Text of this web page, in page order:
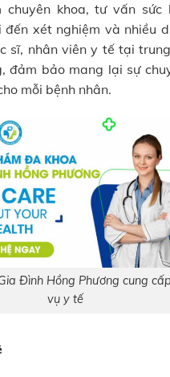
khoa, tư vấn sức
đến xét nghiệm và nhiều
sĩ, nhân viên y tế tại
đảm bảo mang lại sự
mỗi bệnh nhân.
Đình Hồng Phương cung
vụ y tế